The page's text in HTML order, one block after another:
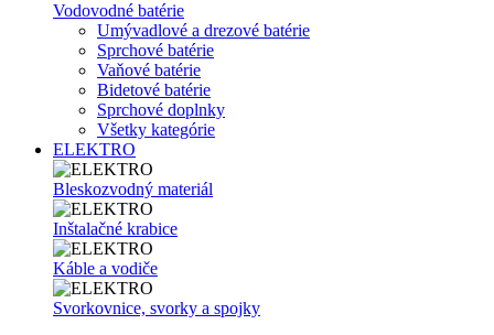
Vodovodné batérie
Umývadlové a drezové batérie
Sprchové batérie
Vaňové batérie
Bidetové batérie
Sprchové doplnky
Všetky kategórie
ELEKTRO
Bleskozvodný materiál
Inštalačné krabice
Káble a vodiče
Svorkovnice, svorky a spojky